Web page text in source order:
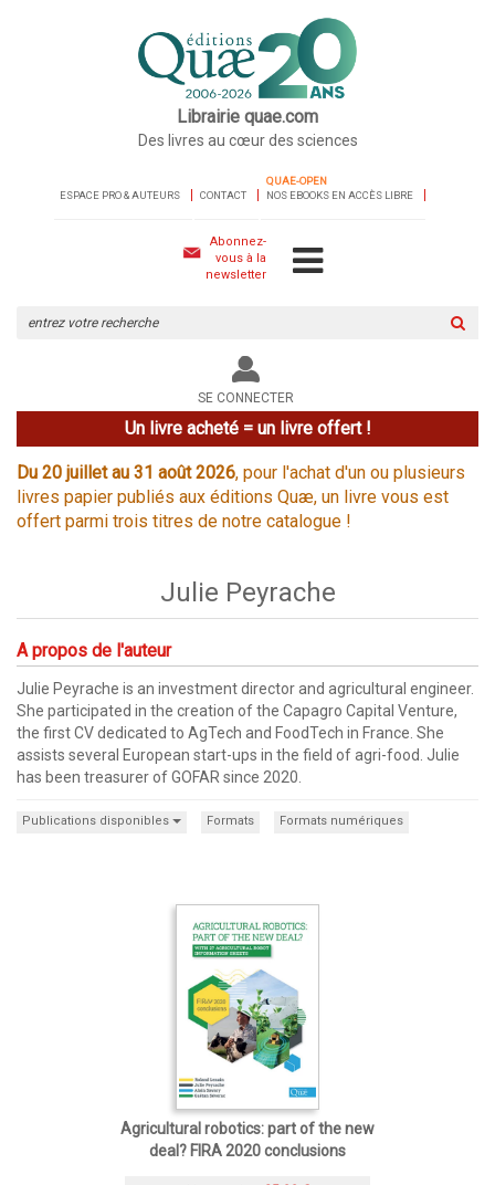
Librairie quae.com
Des livres au cœur des sciences
ESPACE PRO & AUTEURS CONTACT
QUAE-OPEN
NOS EBOOKS EN ACCÈS LIBRE
Abonnez-
vous à la
newsletter
le
site
SE CONNECTER
Un livre acheté = un livre offert !
Du 20 juillet au 31 août 2026, pour l'achat d'un ou plusieurs
livres papier publiés aux éditions Quæ, un livre vous est
offert parmi trois titres de notre catalogue !
Julie Peyrache
A propos de l'auteur
Julie Peyrache is an investment director and agricultural engineer.
She participated in the creation of the Capagro Capital Venture,
the first CV dedicated to AgTech and FoodTech in France. She
assists several European start-ups in the field of agri-food. Julie
has been treasurer of GOFAR since 2020.
Publications disponibles Formats Formats numériques
Agricultural robotics: part of the new
deal? FIRA 2020 conclusions